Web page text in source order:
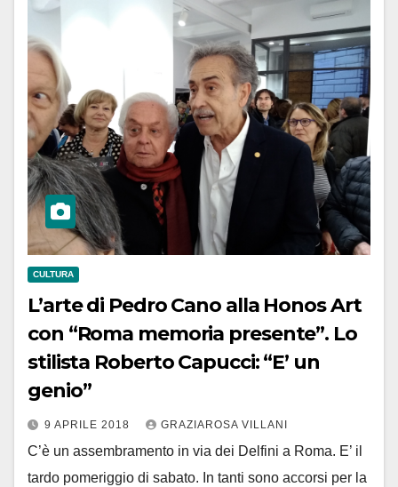
CULTURA
L’arte di Pedro Cano alla Honos Art
con “Roma memoria presente”. Lo
stilista Roberto Capucci: “E’ un
genio”
9 APRILE 2018 GRAZIAROSA VILLANI
C’è un assembramento in via dei Delfini a Roma. E’ il
tardo pomeriggio di sabato. In tanti sono accorsi per la